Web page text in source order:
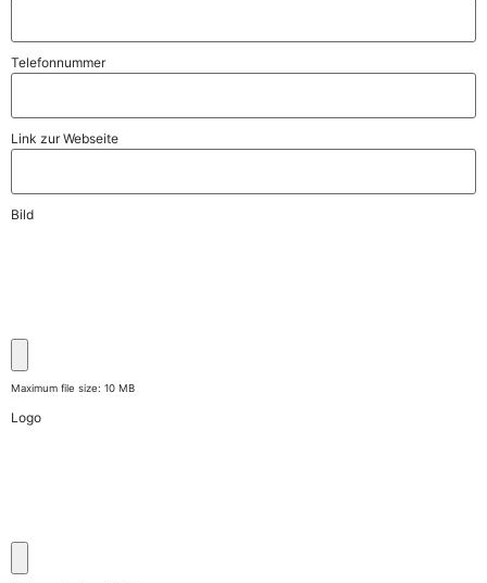
Telefonnummer
Link zur Webseite
Bild
Maximum file size: 10 MB
Logo